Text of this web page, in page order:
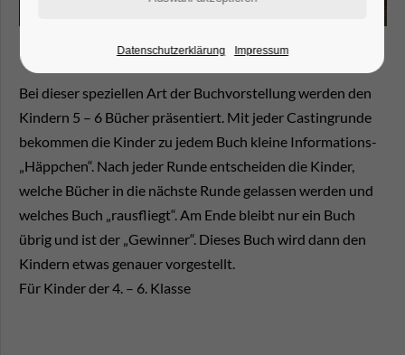
Bei dieser speziellen Art der Buchvorstellung werden den
Kindern 5 – 6 Bücher präsentiert. Mit jeder Castingrunde
bekommen die Kinder zu jedem Buch kleine Informations-
„Häppchen“. Nach jeder Runde entscheiden die Kinder,
welche Bücher in die nächste Runde gelassen werden und
welches Buch „rausfliegt“. Am Ende bleibt nur ein Buch
übrig und ist der „Gewinner“. Dieses Buch wird dann den
Kindern etwas genauer vorgestellt.
Für Kinder der 4. – 6. Klasse
Datenschutzerklärung Impressum